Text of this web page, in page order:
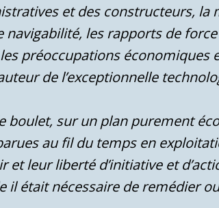
et des constructeurs, la
navigabilité, les rapports de
préoccupations économiques
de l’exceptionnelle
boulet, sur un plan purement
au fil du temps en
leur liberté d’initiative et
il était nécessaire de remédier